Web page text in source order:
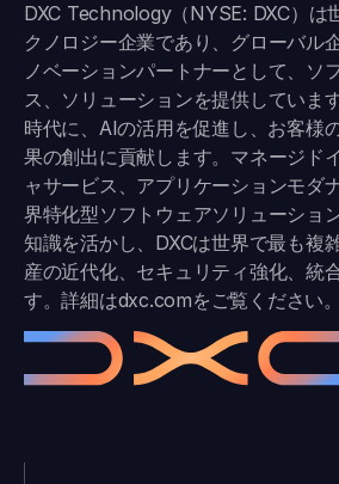
DXC Technology（NYSE: DXC）は
クノロジー企業であり、グローバル
ノベーションパートナーとして、ソ
ス、ソリューションを提供していま
時代に、AIの活用を促進し、お客様
果の創出に貢献します。マネージド
ャサービス、アプリケーションモダ
界特化型ソフトウェアソリューショ
知識を活かし、DXCは世界で最も複
産の近代化、セキュリティ強化、統
す。詳細はdxc.comをご覧ください。